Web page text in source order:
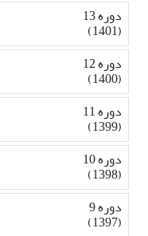
دوره 13
(1401)
دوره 12
(1400)
دوره 11
(1399)
دوره 10
(1398)
دوره 9
(1397)